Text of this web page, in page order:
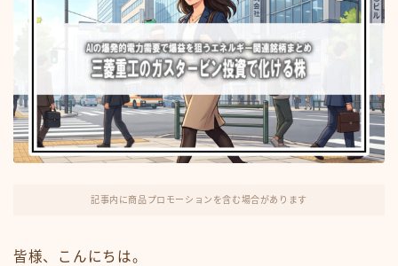
フリマ物販
Yahoo出品
メルカリ販売
投資・株
記事内に商品プロモーションを含む場合があります
皆様、こんにちは。